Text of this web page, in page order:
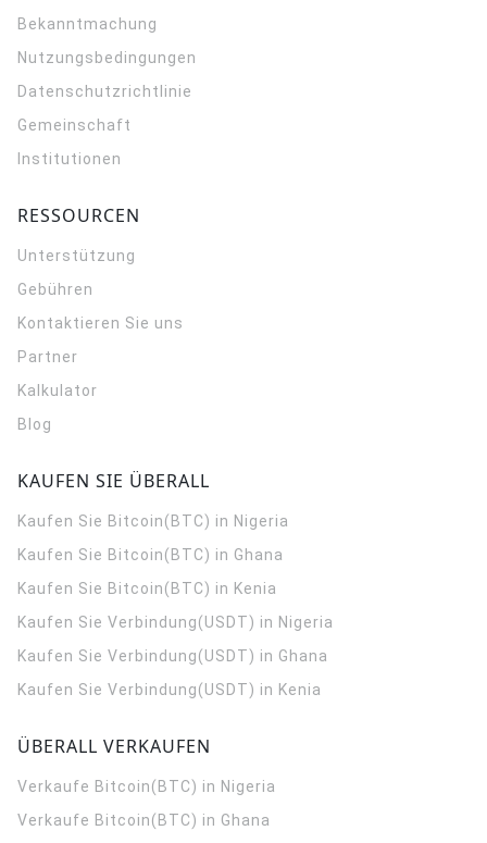
Bekanntmachung
Nutzungsbedingungen
Datenschutzrichtlinie
Gemeinschaft
Institutionen
RESSOURCEN
Unterstützung
Gebühren
Kontaktieren Sie uns
Partner
Kalkulator
Blog
KAUFEN SIE ÜBERALL
Kaufen Sie Bitcoin(BTC) in Nigeria
Kaufen Sie Bitcoin(BTC) in Ghana
Kaufen Sie Bitcoin(BTC) in Kenia
Kaufen Sie Verbindung(USDT) in Nigeria
Kaufen Sie Verbindung(USDT) in Ghana
Kaufen Sie Verbindung(USDT) in Kenia
ÜBERALL VERKAUFEN
Verkaufe Bitcoin(BTC) in Nigeria
Verkaufe Bitcoin(BTC) in Ghana